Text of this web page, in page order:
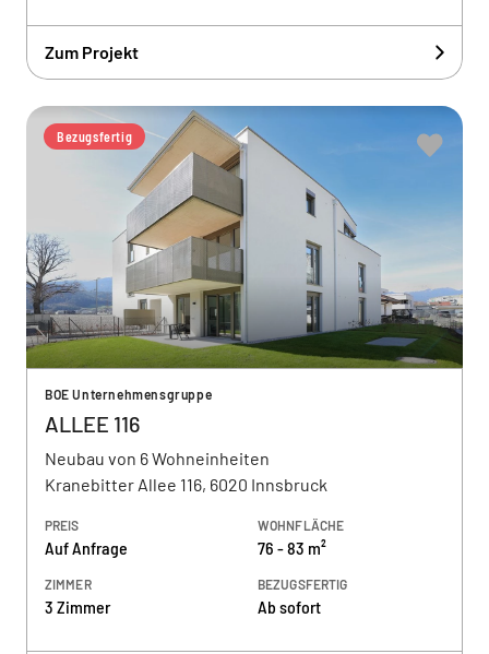
Zum Projekt
Bezugsfertig
BOE Unternehmensgruppe
ALLEE 116
Neubau von 6 Wohneinheiten
Kranebitter Allee 116, 6020 Innsbruck
PREIS
Auf Anfrage
WOHNFLÄCHE
76 - 83 m²
ZIMMER
3 Zimmer
BEZUGSFERTIG
Ab sofort